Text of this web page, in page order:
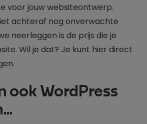
voor jouw websiteontwerp.
achteraf nog onverwachte
neerleggen is de prijs die je
Wil je dat? Je kunt hier direct
.
ook WordPress